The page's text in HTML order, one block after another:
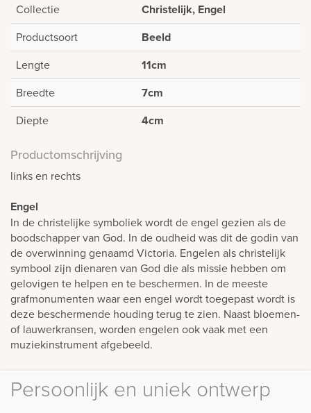
Collectie
Christelijk, Engel
Productsoort Beeld
Lengte 11cm
Breedte 7cm
Diepte 4cm
Productomschrijving
links en rechts
Engel
In de christelijke symboliek wordt de engel gezien als de
boodschapper van God. In de oudheid was dit de godin van
de overwinning genaamd Victoria. Engelen als christelijk
symbool zijn dienaren van God die als missie hebben om
gelovigen te helpen en te beschermen. In de meeste
grafmonumenten waar een engel wordt toegepast wordt is
deze beschermende houding terug te zien. Naast bloemen-
of lauwerkransen, worden engelen ook vaak met een
muziekinstrument afgebeeld.
Persoonlijk en uniek ontwerp